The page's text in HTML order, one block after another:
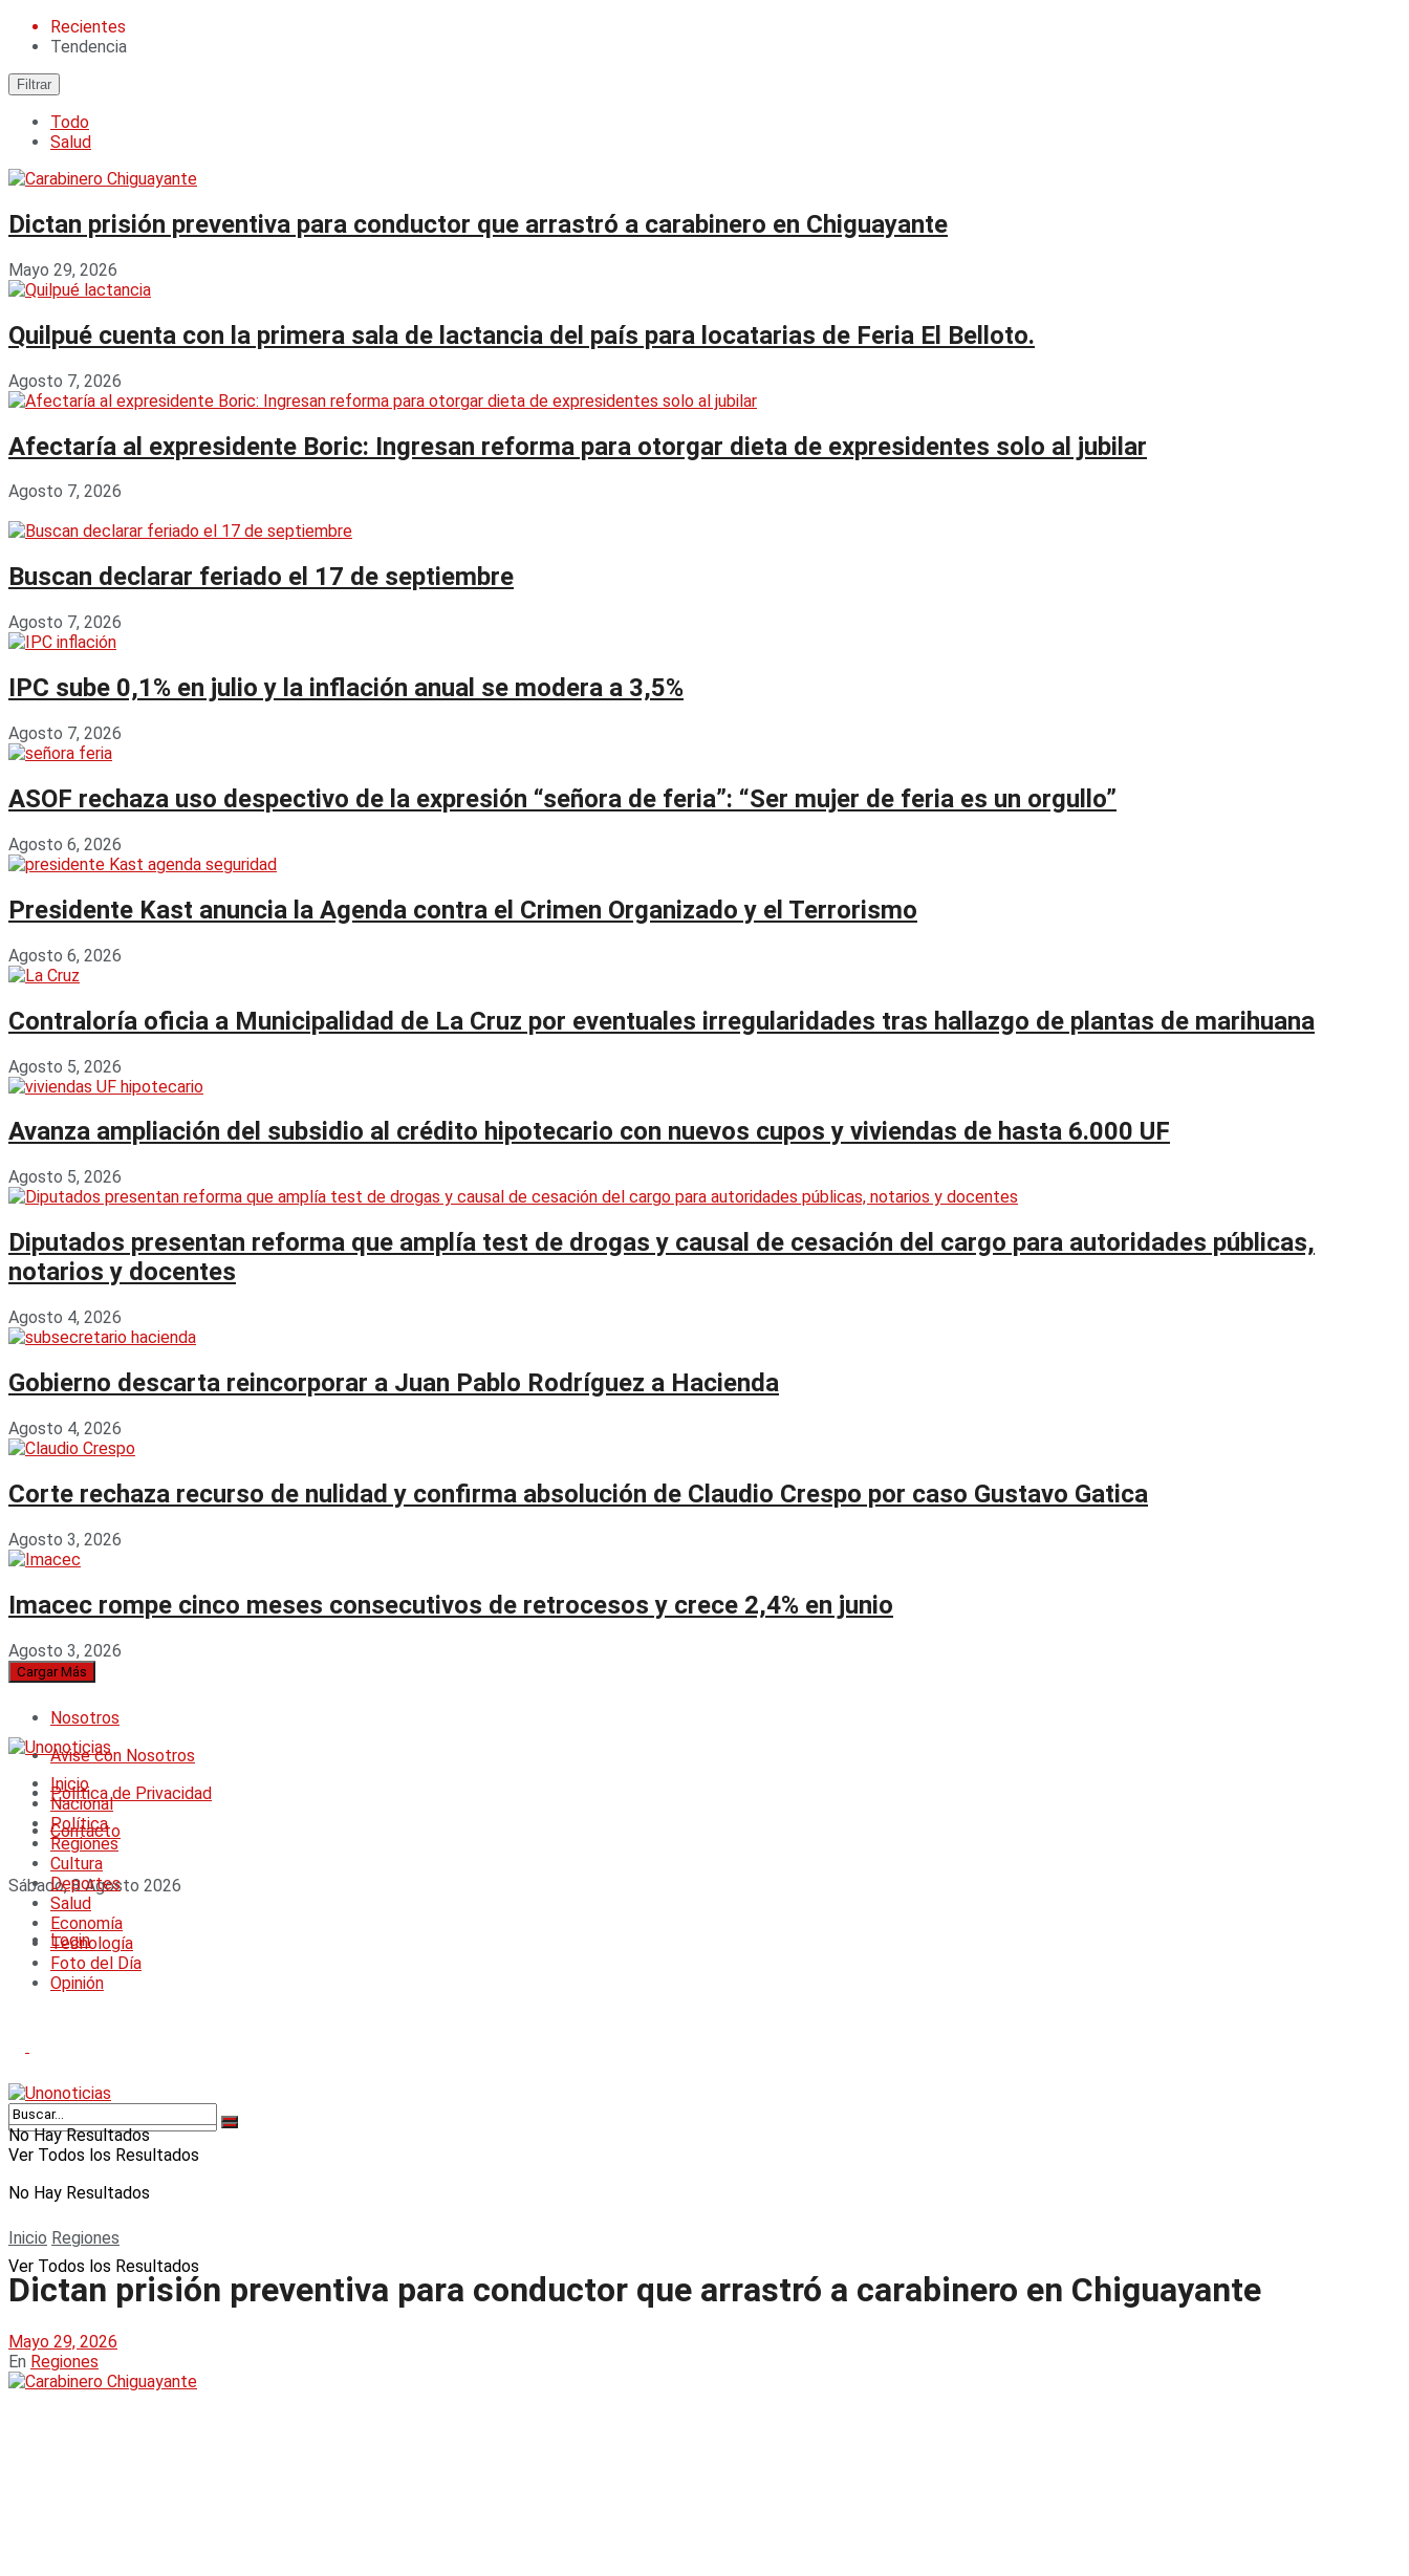
Recientes
Tendencia
Filtrar
Todo
Salud
Dictan prisión preventiva para conductor que arrastró a carabinero en Chiguayante
Mayo 29, 2026
Quilpué cuenta con la primera sala de lactancia del país para locatarias de Feria El Belloto.
Agosto 7, 2026
Afectaría al expresidente Boric: Ingresan reforma para otorgar dieta de expresidentes solo al jubilar
Agosto 7, 2026
Buscan declarar feriado el 17 de septiembre
Agosto 7, 2026
IPC sube 0,1% en julio y la inflación anual se modera a 3,5%
Agosto 7, 2026
ASOF rechaza uso despectivo de la expresión “señora de feria”: “Ser mujer de feria es un orgullo”
Agosto 6, 2026
Presidente Kast anuncia la Agenda contra el Crimen Organizado y el Terrorismo
Agosto 6, 2026
Contraloría oficia a Municipalidad de La Cruz por eventuales irregularidades tras hallazgo de plantas de marihuana
Agosto 5, 2026
Avanza ampliación del subsidio al crédito hipotecario con nuevos cupos y viviendas de hasta 6.000 UF
Agosto 5, 2026
Diputados presentan reforma que amplía test de drogas y causal de cesación del cargo para autoridades públicas,
notarios y docentes
Agosto 4, 2026
Gobierno descarta reincorporar a Juan Pablo Rodríguez a Hacienda
Agosto 4, 2026
Corte rechaza recurso de nulidad y confirma absolución de Claudio Crespo por caso Gustavo Gatica
Agosto 3, 2026
Imacec rompe cinco meses consecutivos de retrocesos y crece 2,4% en junio
Agosto 3, 2026
Cargar Más
Nosotros
Avise con Nosotros
Política de Privacidad
Contacto
Sábado, 8 Agosto 2026
Login
Inicio
Nacional
Política
Regiones
Cultura
Deportes
Salud
Economía
Tecnología
Foto del Día
Opinión
No Hay Resultados
Ver Todos los Resultados
No Hay Resultados
Ver Todos los Resultados
Inicio Regiones
Dictan prisión preventiva para conductor que arrastró a carabinero en Chiguayante
Mayo 29, 2026
En Regiones